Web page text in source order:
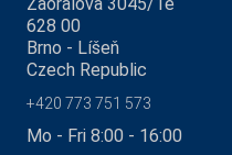
628 00
Brno - Líšeň
Czech Republic
+420 773 751 573
Mo - Fri 8:00 - 16:00